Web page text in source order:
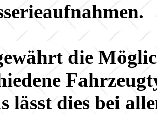
die
lässt dies bei